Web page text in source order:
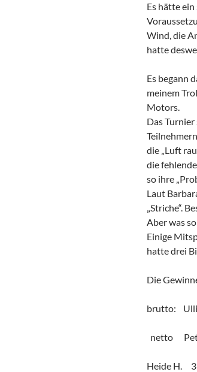
Es hätte
Wind, die
hatte
Es begann
meinem
Motors.
Das
die „Luft
die
so ihre
Laut
„Striche“.
Aber was
Einige
hatte drei
Die
brutto: Ulli
netto
Heide H.